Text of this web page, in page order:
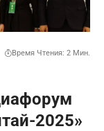
Время Чтения: 2 Мин.
2025»